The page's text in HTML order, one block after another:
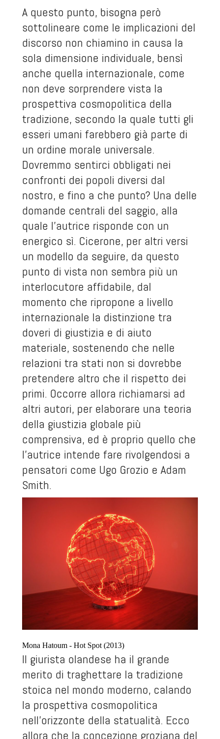
A questo punto, bisogna però
sottolineare come le implicazioni del
discorso non chiamino in causa la
sola dimensione individuale, bensì
anche quella internazionale, come
non deve sorprendere vista la
prospettiva cosmopolitica della
tradizione, secondo la quale tutti gli
esseri umani farebbero già parte di
un ordine morale universale.
Dovremmo sentirci obbligati nei
confronti dei popoli diversi dal
nostro, e fino a che punto? Una delle
domande centrali del saggio, alla
quale l’autrice risponde con un
energico sì. Cicerone, per altri versi
un modello da seguire, da questo
punto di vista non sembra più un
interlocutore affidabile, dal
momento che ripropone a livello
internazionale la distinzione tra
doveri di giustizia e di aiuto
materiale, sostenendo che nelle
relazioni tra stati non si dovrebbe
pretendere altro che il rispetto dei
primi. Occorre allora richiamarsi ad
altri autori, per elaborare una teoria
della giustizia globale più
comprensiva, ed è proprio quello che
l’autrice intende fare rivolgendosi a
pensatori come Ugo Grozio e Adam
Smith.
Mona Hatoum - Hot Spot (2013)
Il giurista olandese ha il grande
merito di traghettare la tradizione
stoica nel mondo moderno, calando
la prospettiva cosmopolitica
nell’orizzonte della statualità. Ecco
allora che la concezione groziana del